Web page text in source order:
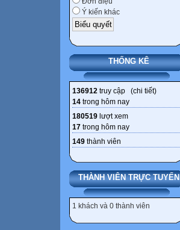
Ý kiến khác
THỐNG KÊ
136912 truy cập (chi tiết)
14 trong hôm nay
180519 lượt xem
17 trong hôm nay
149 thành viên
THÀNH VIÊN TRỰC TUYẾN
1 khách và 0 thành viên